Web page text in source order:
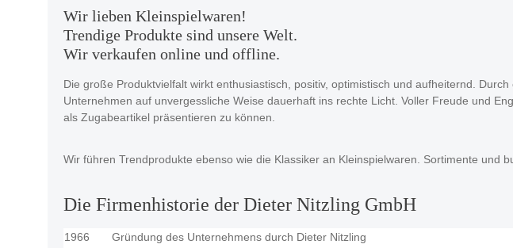
Wir lieben Kleinspielwaren!
Trendige Produkte sind unsere Welt.
Wir verkaufen online und offline.
Die große Produktvielfalt wirkt enthusiastisch, positiv, optimistisch und aufheiternd.
Unternehmen auf unvergessliche Weise dauerhaft ins rechte Licht. Voller Freude und
als Zugabeartikel präsentieren zu können.
Wir führen Trendprodukte ebenso wie die Klassiker an Kleinspielwaren. Sortimente und
Die Firmenhistorie der Dieter Nitzling GmbH
1966
Gründung des Unternehmens durch Dieter Nitzling